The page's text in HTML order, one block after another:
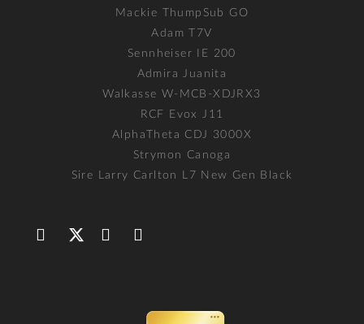
Mackie ThumpSub GO
Adam T7V
Sennheiser IE 200
Admira Juanita
Walkasse W-MCB-XDJRX3
RCF Evox J11
AlphaTheta CDJ 3000X
Strymon Canoga
Sire Larry Carlton L7 New Gen Black